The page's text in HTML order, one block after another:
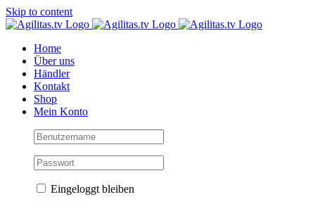
Skip to content
Home
Über uns
Händler
Kontakt
Shop
Mein Konto
Eingeloggt bleiben